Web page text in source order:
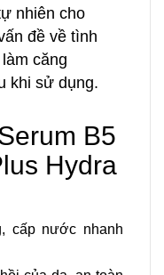
nhiên cho
đề về tình
căng
khi sử dụng.
B5
Hydra
cấp nước nhanh